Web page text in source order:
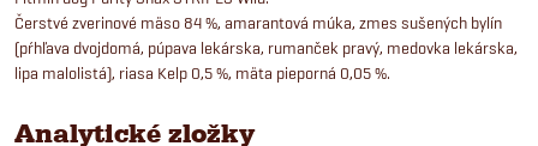
Čerstvé zverinové mäso 84 %, amarantová múka, zmes sušených bylín
(pŕhľava dvojdomá, púpava lekárska, rumanček pravý, medovka lekárska,
lipa malolistá), riasa Kelp 0,5 %, mäta pieporná 0,05 %.
Analytické zložky